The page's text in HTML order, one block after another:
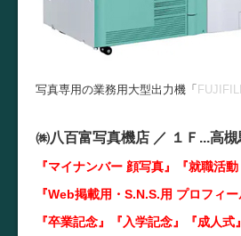
写真専用の業務用大型出力機「
㈱八百富写真機店 ／ １Ｆ...高
『マイナンバー 顔写真』『就職活
『Web掲載用・S.N.S.用 プロフィー
『卒業記念』『入学記念』『成人